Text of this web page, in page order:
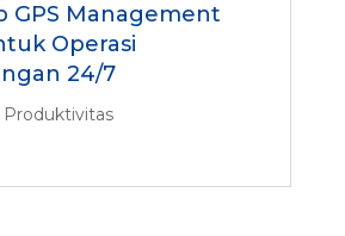
GPS Management
Operasi
24/7
Produktivitas